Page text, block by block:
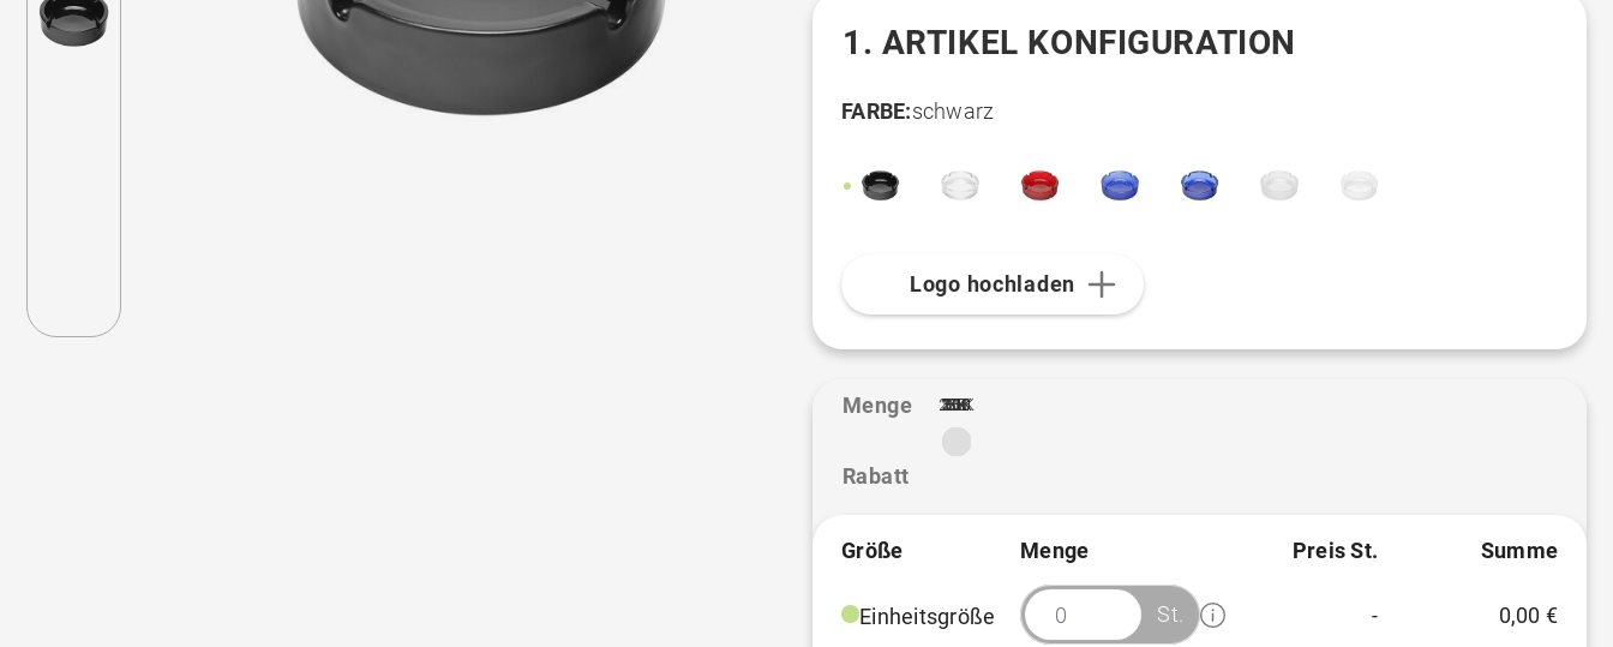
1. ARTIKEL KONFIGURATION
FARBE:schwarz
Logo hochladen
Menge
Rabatt
1
50
100
250
300
500
1K
2.5K
3K
5K
10K
20K
Größe Menge Preis St. Summe
Einheitsgröße St. - 0,00 €